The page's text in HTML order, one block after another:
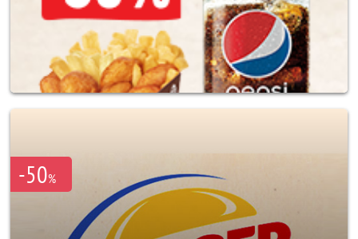
-50%